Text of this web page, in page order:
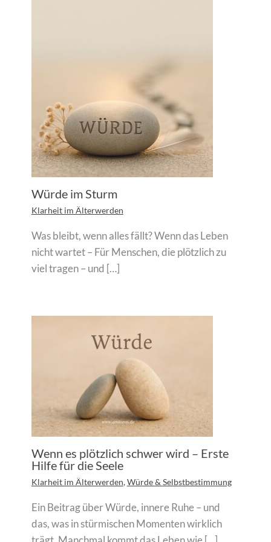
Würde im Sturm
Klarheit im Älterwerden
Was bleibt, wenn alles fällt? Wenn das Leben
nicht wartet – Für Menschen, die plötzlich zu
viel tragen – und […]
Wenn es plötzlich schwer wird – Erste
Hilfe für die Seele
Klarheit im Älterwerden,Würde & Selbstbestimmung
Ein Beitrag über Würde, innere Ruhe – und
das, was in stürmischen Momenten wirklich